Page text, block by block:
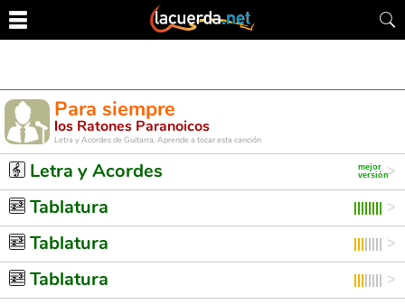
Para siempre
los Ratones Paranoicos
Letra y Acordes de Guitarra. Aprende a tocar esta canción
Letra y Acordes
Tablatura
Tablatura
Tablatura